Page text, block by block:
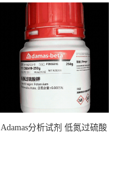
Adamas分析试剂 低氮过硫酸